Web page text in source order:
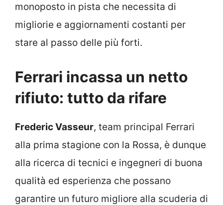
monoposto in pista che necessita di
migliorie e aggiornamenti costanti per
stare al passo delle più forti.
Ferrari incassa un netto
rifiuto: tutto da rifare
Frederic Vasseur, team principal Ferrari
alla prima stagione con la Rossa, è dunque
alla ricerca di tecnici e ingegneri di buona
qualità ed esperienza che possano
garantire un futuro migliore alla scuderia di